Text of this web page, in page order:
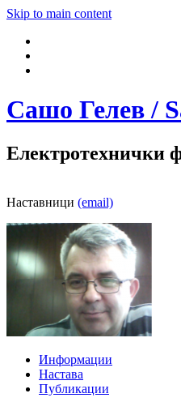
Skip to main content
Сашо Гелев /
Електротехнички
Наставници (email)
Информации
Настава
Публикации